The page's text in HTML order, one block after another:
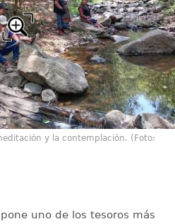
y la contemplación. (Foto:
uno de los tesoros más